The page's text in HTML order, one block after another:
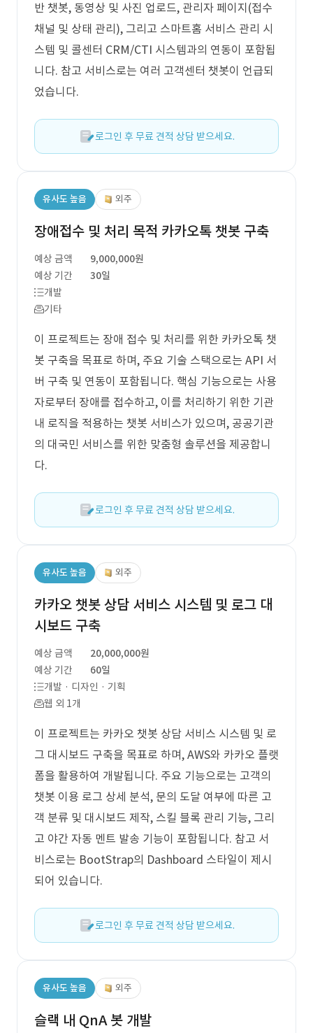
반 챗봇, 동영상 및 사진 업로드, 관리자 페이지(접수
채널 및 상태 관리), 그리고 스마트홈 서비스 관리 시
스템 및 콜센터 CRM/CTI 시스템과의 연동이 포함됩
니다. 참고 서비스로는 여러 고객센터 챗봇이 언급되
었습니다.
로그인 후 무료 견적 상담 받으세요.
유사도 높음 외주
장애접수 및 처리 목적 카카오톡 챗봇 구축
예상 금액
9,000,000원
예상 기간
30일
개발
기타
이 프로젝트는 장애 접수 및 처리를 위한 카카오톡 챗
봇 구축을 목표로 하며, 주요 기술 스택으로는 API 서
버 구축 및 연동이 포함됩니다. 핵심 기능으로는 사용
자로부터 장애를 접수하고, 이를 처리하기 위한 기관
내 로직을 적용하는 챗봇 서비스가 있으며, 공공기관
의 대국민 서비스를 위한 맞춤형 솔루션을 제공합니
다.
로그인 후 무료 견적 상담 받으세요.
유사도 높음 외주
카카오 챗봇 상담 서비스 시스템 및 로그 대
시보드 구축
예상 금액
20,000,000원
예상 기간
60일
개발 · 디자인 · 기획
웹 외 1개
이 프로젝트는 카카오 챗봇 상담 서비스 시스템 및 로
그 대시보드 구축을 목표로 하며, AWS와 카카오 플랫
폼을 활용하여 개발됩니다. 주요 기능으로는 고객의
챗봇 이용 로그 상세 분석, 문의 도달 여부에 따른 고
객 분류 및 대시보드 제작, 스킬 블록 관리 기능, 그리
고 야간 자동 멘트 발송 기능이 포함됩니다. 참고 서
비스로는 BootStrap의 Dashboard 스타일이 제시
되어 있습니다.
로그인 후 무료 견적 상담 받으세요.
유사도 높음 외주
슬랙 내 QnA 봇 개발